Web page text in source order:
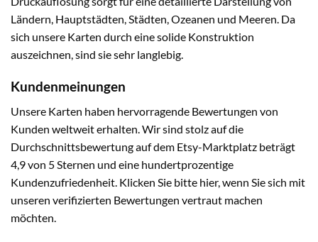
Ländern, Hauptstädten, Städten, Ozeanen und Meeren. Da
sich unsere Karten durch eine solide Konstruktion
auszeichnen, sind sie sehr langlebig.
Kundenmeinungen
Unsere Karten haben hervorragende Bewertungen von
Kunden weltweit erhalten. Wir sind stolz auf die
Durchschnittsbewertung auf dem Etsy-Marktplatz beträgt
4,9 von 5 Sternen und eine hundertprozentige
Kundenzufriedenheit. Klicken Sie bitte hier, wenn Sie sich mit
unseren verifizierten Bewertungen vertraut machen
möchten.